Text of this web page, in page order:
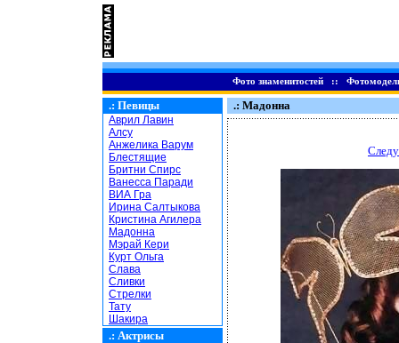
Фото знаменитостей::
.: Певицы
Аврил Лавин
Алсу
Анжелика Варум
Блестящие
Бритни Спирс
Ванесса Паради
ВИА Гра
Ирина Салтыкова
Кристина Агилера
Мадонна
Мэрай Кери
Курт Ольга
Слава
Сливки
Стрелки
Тату
Шакира
.: Актрисы
.: Мадонна